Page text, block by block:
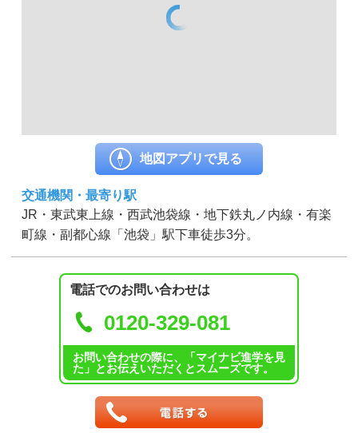
地図アプリで見る
交通機関・最寄り駅
JR・東武東上線・西武池袋線・地下鉄丸ノ内線・有楽
町線・副都心線「池袋」駅下車徒歩3分。
電話でのお問い合わせは
0120-329-081
お問い合わせの際に、「マイナビ進学を見
た」とお伝えいただくとスムーズです。